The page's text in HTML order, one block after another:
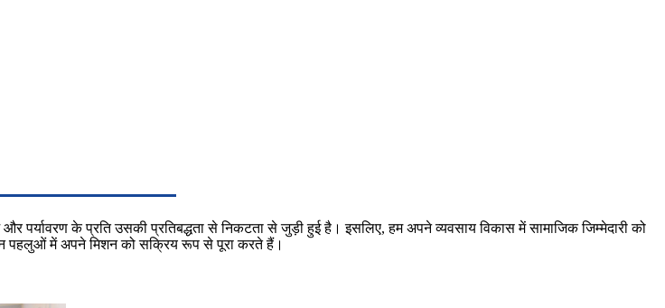
के प्रति उसकी प्रतिबद्धता से निकटता से जुड़ी हुई है। इसलिए, हम अपने व्यवसाय विकास में सामाजिक जिम्मेदारी को
पहलुओं में अपने मिशन को सक्रिय रूप से पूरा करते हैं।